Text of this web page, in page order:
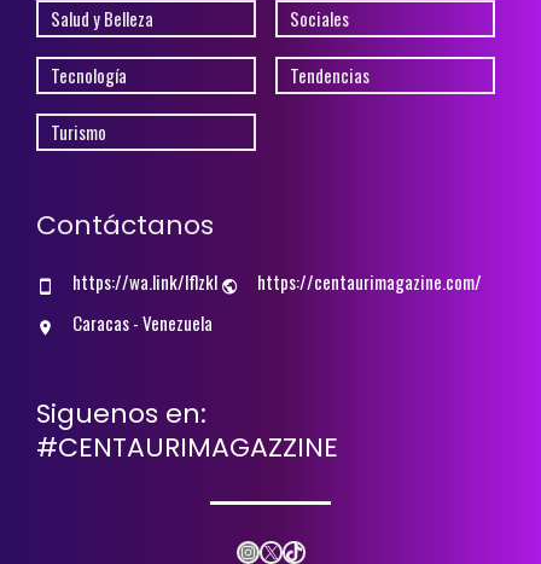
Salud y Belleza Sociales
Tecnología Tendencias
Turismo
Contáctanos
https://wa.link/lflzkl
https://centaurimagazine.com/
Caracas - Venezuela
Siguenos en:
#CENTAURIMAGAZZINE